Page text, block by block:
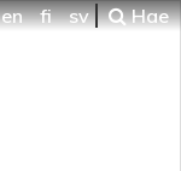
en fi sv Hae